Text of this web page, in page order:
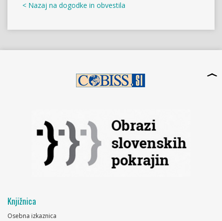
< Nazaj na dogodke in obvestila
Knjižnica
Osebna izkaznica